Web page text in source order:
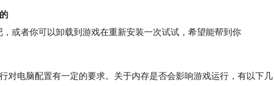
者你可以卸载到游戏在重新安装一次试试，希望能帮到你
电脑配置有一定的要求。关于内存是否会影响游戏运行，有以下几